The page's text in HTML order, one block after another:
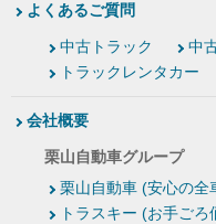
よくあるご質問
中古トラック
中
トラックレンタカー
会社概要
栗山自動車グループ
栗山自動車 (安心の全
トラスキー (お手ご